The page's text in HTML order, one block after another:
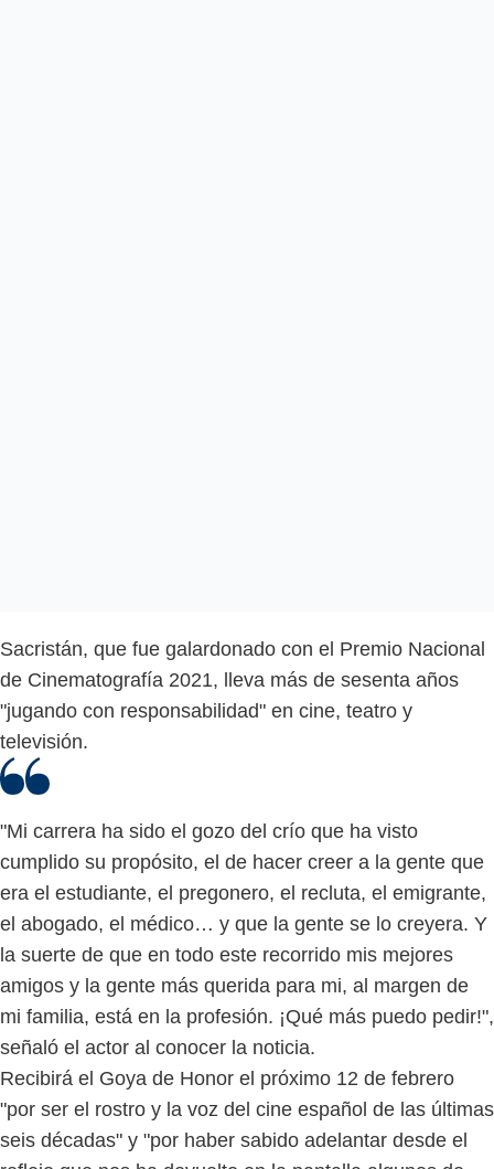
Sacristán, que fue galardonado con el Premio Nacional
de Cinematografía 2021, lleva más de sesenta años
"jugando con responsabilidad" en cine, teatro y
televisión.
"Mi carrera ha sido el gozo del crío que ha visto
cumplido su propósito, el de hacer creer a la gente que
era el estudiante, el pregonero, el recluta, el emigrante,
el abogado, el médico… y que la gente se lo creyera. Y
la suerte de que en todo este recorrido mis mejores
amigos y la gente más querida para mi, al margen de
mi familia, está en la profesión. ¡Qué más puedo pedir!",
señaló el actor al conocer la noticia.
Recibirá el Goya de Honor el próximo 12 de febrero
"por ser el rostro y la voz del cine español de las últimas
seis décadas" y "por haber sabido adelantar desde el